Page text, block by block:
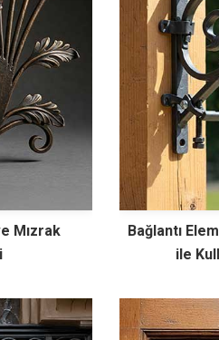
Mızrak
Bağlantı
ile